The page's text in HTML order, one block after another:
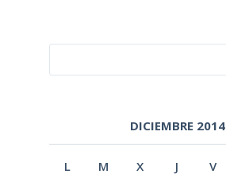
DICIEMBRE 2014
L M X J V